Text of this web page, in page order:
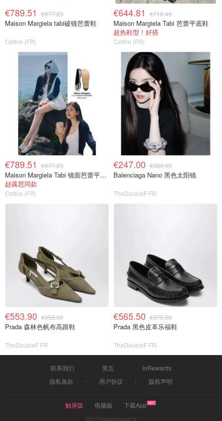
€789.51 €877.23
Maison Margiela tabi破镜芭蕾鞋
Cettire (FR)
€644.81 €716.46
Maison Margiela Tabi 芭蕾平底鞋
超热鞋型！好搭
Cettire (FR)
€789.51 €877.23
Maison Margiela Tabi 镜面芭蕾平底鞋
赵露思同款
Cettire (FR)
€247.00 €380.00
Balenciaga Nano 黑色太阳镜
TheDoubleF FR
€553.90 €955.00
Prada 森林色帆布高跟鞋
TheDoubleF FR
€565.50 €975.00
Prada 黑色皮革乐福鞋
TheDoubleF FR
联系我们 黑五
InRewards
隐私条款
用户协议 版权声明
触屏版 电脑版
下载App
2017©dealmoon.fr